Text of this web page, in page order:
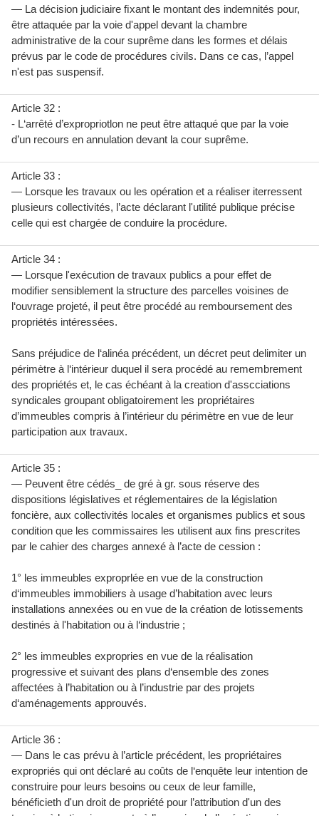
— La décision judiciaire ﬁxant le montant des indemnités pour,
être attaquée par la voie d'appel devant la chambre
administrative de la cour suprême dans les formes et délais
prévus par le code de procédures civils. Dans ce cas, l’appel
n'est pas suspensif.
Article 32 :
- L‘arrêté d’expropriotlon ne peut être attaqué que par la voie
d’un recours en annulation devant la cour suprême.
Article 33 :
— Lorsque les travaux ou les opération et a réaliser iterressent
plusieurs collectivités, l’acte déclarant l'utilité publique précise
celle qui est chargée de conduire la procédure.
Article 34 :
— Lorsque l'exécution de travaux publics a pour effet de
modifier sensiblement la structure des parcelles voisines de
l‘ouvrage projeté, il peut être procédé au remboursement des
propriétés intéressées.
Sans préjudice de l‘alinéa précédent, un décret peut delimiter un
périmètre à l‘intérieur duquel il sera procédé au remembrement
des propriétés et, le cas échéant à la creation d'asscciations
syndicales groupant obligatoirement les propriétaires
d’immeubles compris à l’intérieur du périmètre en vue de leur
participation aux travaux.
Article 35 :
— Peuvent être cédés_ de gré à gr. sous réserve des
dispositions législatives et réglementaires de la législation
foncière, aux collectivités locales et organismes publics et sous
condition que les commissaires les utilisent aux fins prescrites
par le cahier des charges annexé à l’acte de cession :
1° les immeubles exproprlée en vue de la construction
d‘immeubles immobiliers à usage d’habitation avec leurs
installations annexées ou en vue de la création de lotissements
destinés à l'habitation ou à l‘industrie ;
2° les immeubles expropries en vue de la réalisation
progressive et suivant des plans d‘ensemble des zones
affectées à l’habitation ou à l’industrie par des projets
d‘aménagements approuvés.
Article 36 :
— Dans le cas prévu à l’article précédent, les propriétaires
expropriés qui ont déclaré au coûts de l‘enquête leur intention de
construire pour leurs besoins ou ceux de leur famille,
bénéficieth d'un droit de propriété pour l’attribution d'un des